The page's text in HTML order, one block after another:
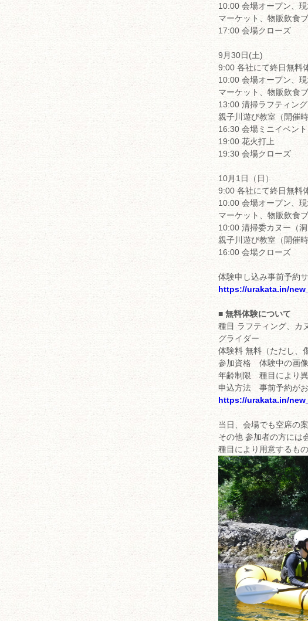
10:00 会場オープン、
マーケット、物販飲食
17:00 会場クローズ
9月30日(土)
9:00 各社にて終日無料
10:00 会場オープン、
マーケット、物販飲食
13:00 清掃ラフティン
親子川遊び教室（開催時
16:30 会場ミニイベン
19:00 花火打上
19:30 会場クローズ
10月1日（日）
9:00 各社にて終日無料
10:00 会場オープン、
マーケット、物販飲食
10:00 清掃委カヌー（
親子川遊び教室（開催時
16:00 会場クローズ
体験申し込み事前予約
https://urakata.in/
■ 無料体験について
種目 ラフティング、カ
グライダー
体験料 無料（ただし、
参加資格 体験中の画像
年齢制限 種目により
申込方法 事前予約が
https://urakata.in/
当日、会場でも空席の
その他 参加者の方には
種目により用意するも